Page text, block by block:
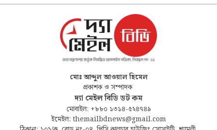
মোঃ আব্দুল আওয়াল হিমেল
প্রকাশক ও সম্পাদক
দ্যা মেইল বিডি ডট কম
মোবাইল: +৮৮০ ১৩১৪-৫২৪৭৪৯
ইমেইল: themailbdnews@gmail.com